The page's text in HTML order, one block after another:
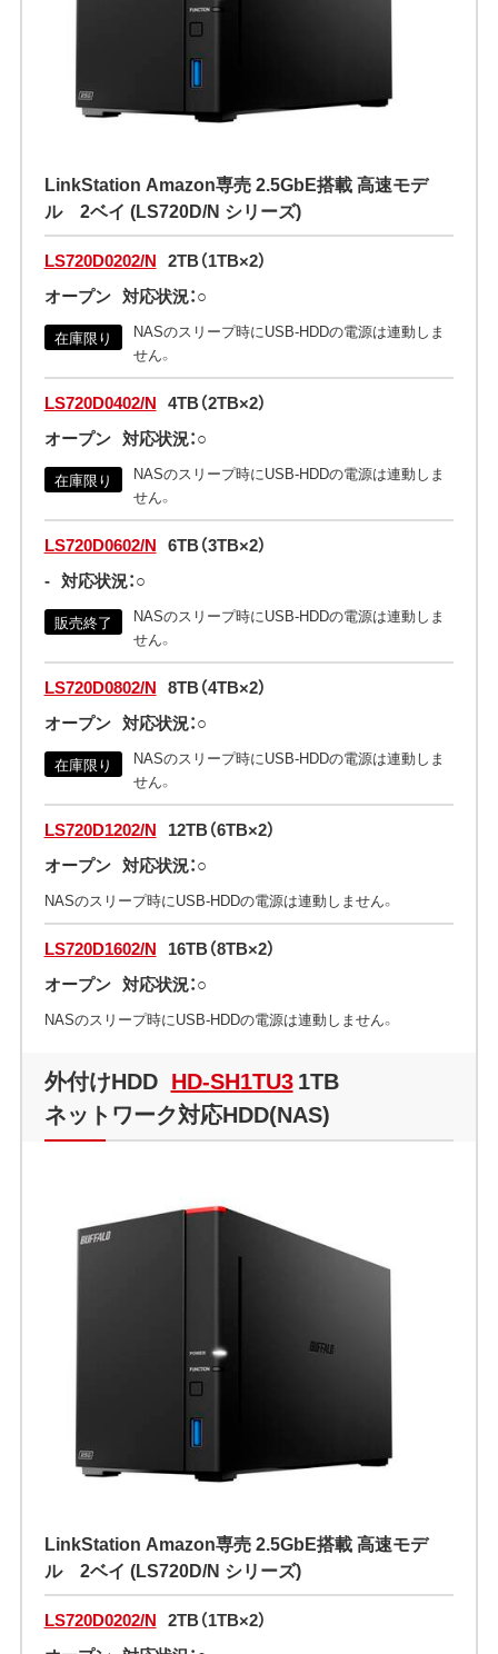
LinkStation Amazon専売 2.5GbE搭載 高速モデ
ル 2ベイ (LS720D/N シリーズ)
LS720D0202/N 2TB（1TB×2）
オープン 対応状況：○
在庫限り
NASのスリープ時にUSB-HDDの電源は連動しま
せん。
LS720D0402/N 4TB（2TB×2）
オープン 対応状況：○
在庫限り
NASのスリープ時にUSB-HDDの電源は連動しま
せん。
LS720D0602/N 6TB（3TB×2）
- 対応状況：○
販売終了
NASのスリープ時にUSB-HDDの電源は連動しま
せん。
LS720D0802/N 8TB（4TB×2）
オープン 対応状況：○
在庫限り
NASのスリープ時にUSB-HDDの電源は連動しま
せん。
LS720D1202/N 12TB（6TB×2）
オープン 対応状況：○
NASのスリープ時にUSB-HDDの電源は連動しません。
LS720D1602/N 16TB（8TB×2）
オープン 対応状況：○
NASのスリープ時にUSB-HDDの電源は連動しません。
外付けHDD HD-SH1TU31TB
ネットワーク対応HDD(NAS)
LinkStation Amazon専売 2.5GbE搭載 高速モデ
ル 2ベイ (LS720D/N シリーズ)
LS720D0202/N 2TB（1TB×2）